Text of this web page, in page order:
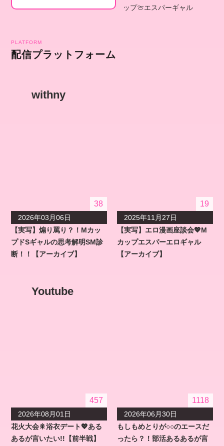
ップ🍈エスパーギャル
PLATFORM
配信プラットフォーム
withny
2026年03月06日
【実写】煽り罵り？！Mカッ
プドSギャルの思考解明SM診
断！！【アーカイブ】
38
2025年11月27日
【実写】エロ漫画座談会💖M
カップエスパーエロギャル
【アーカイブ】
19
Youtube
2026年08月01日
花火大会🎇浴衣デート💖ある
あるが言いたい!!【前半戦】
457
2026年06月30日
もしもめとりが○○のエースだ
ったら？！部活あるあるが言
1118